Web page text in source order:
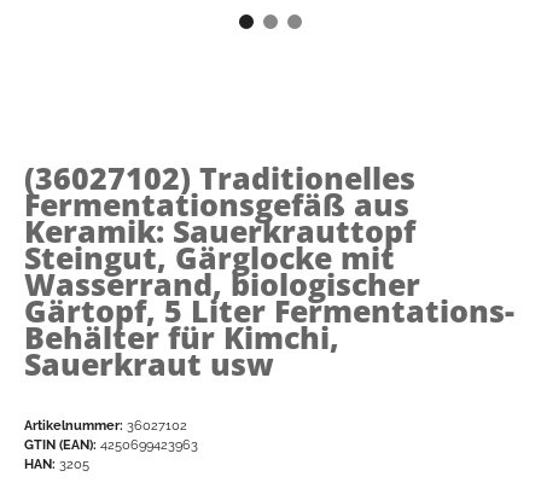
(36027102) Traditionelles
Fermentationsgefäß aus
Keramik: Sauerkrauttopf
Steingut, Gärglocke mit
Wasserrand, biologischer
Gärtopf, 5 Liter Fermentations-
Behälter für Kimchi,
Sauerkraut usw
Artikelnummer: 36027102
GTIN (EAN): 4250699423963
HAN: 3205